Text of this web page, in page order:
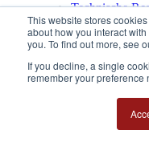
This website stores
about how you interact
you. To find out more, see
If you decline, a single
remember your preference
Technische
Partner